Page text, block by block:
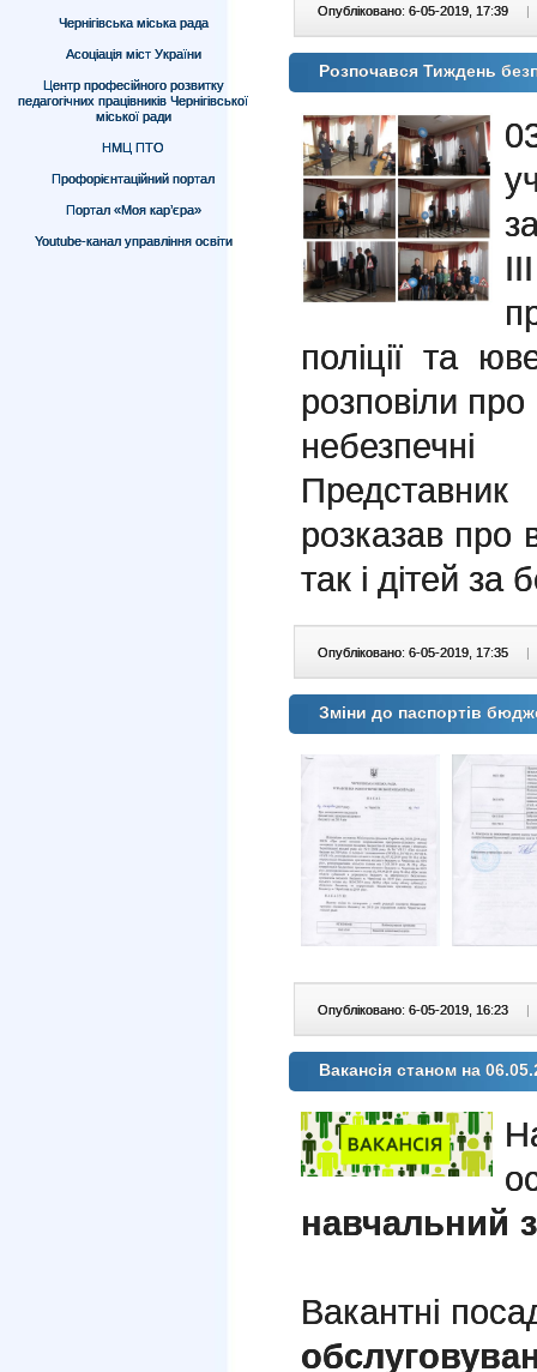
Чернігівська міська рада
Асоціація міст України
Центр професійного розвитку
педагогічних працівників Чернігівської
міської ради
НМЦ ПТО
Профорієнтаційний портал
Портал «Моя кар’єра»
Youtube-канал управління освіти
Опубліковано: 6-05-2019, 17:39 |
Розпочався Тиждень
поліції та
розповіли
розказав про
так і дітей за
Опубліковано: 6-05-2019, 17:35 |
Зміни до паспортів
Опубліковано: 6-05-2019, 16:23 |
Вакансія станом на
навчальний
Вакантні